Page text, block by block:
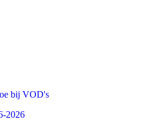
bij VOD's
2026